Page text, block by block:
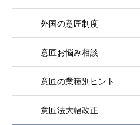
外国の意匠制度
意匠お悩み相談
意匠の業種別ヒント
意匠法大幅改正